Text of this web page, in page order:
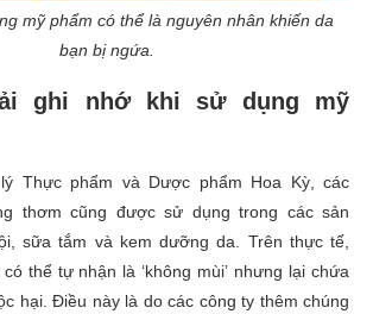
mỹ phẩm có thể là nguyên nhân khiến da
bạn bị ngứa.
ghi nhớkhi sử dụng mỹ
Thực phẩm và Dược phẩm Hoa Kỳ, các
thơm cũng được sử dụng trong các sản
sữa tắm và kem dưỡng da. Trên thực tế,
có thể tự nhận là‘không mùi’ nhưng lại chứa
hại. Điều này là do các công ty thêm chúng